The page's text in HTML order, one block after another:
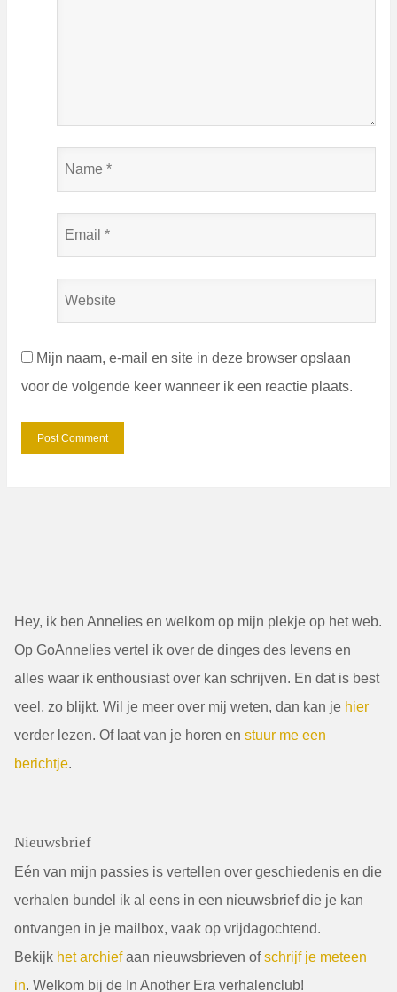
Mijn naam, e-mail en site in deze browser opslaan
voor de volgende keer wanneer ik een reactie plaats.
Hey, ik ben Annelies en welkom op mijn plekje op het web.
Op GoAnnelies vertel ik over de dinges des levens en
alles waar ik enthousiast over kan schrijven. En dat is best
veel, zo blijkt. Wil je meer over mij weten, dan kan je hier
verder lezen. Of laat van je horen en stuur me een
berichtje.
Nieuwsbrief
Eén van mijn passies is vertellen over geschiedenis en die
verhalen bundel ik al eens in een nieuwsbrief die je kan
ontvangen in je mailbox, vaak op vrijdagochtend.
Bekijk het archiefaan nieuwsbrieven ofschrijf je meteen
in. Welkom bij de In Another Era verhalenclub!